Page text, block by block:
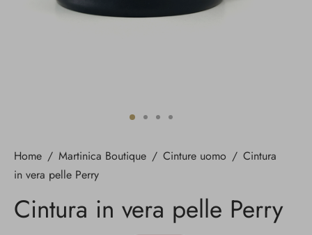
Home / Martinica Boutique / Cinture uomo / Cintura
in vera pelle Perry
Cintura in vera pelle Perry